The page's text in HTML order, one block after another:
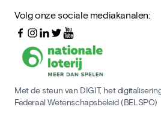
Volg onze sociale mediakanalen:
Met de steun van DIGIT, het
Federaal Wetenschapsbeleid (BELSPO)